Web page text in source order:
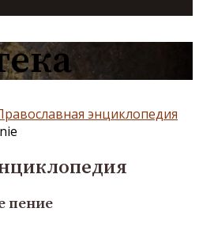
энциклопедия
пение